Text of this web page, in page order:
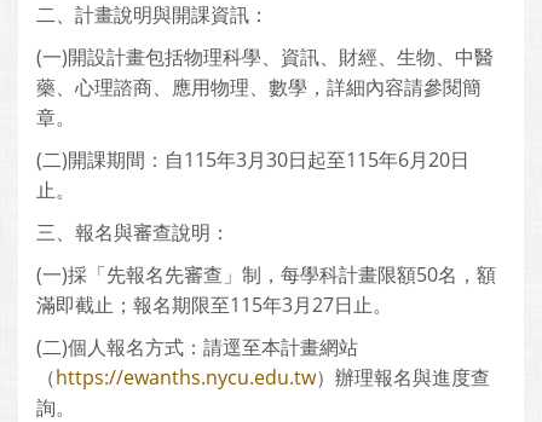
二、計畫說明與開課資訊：
(一)開設計畫包括物理科學、資訊、財經、生物、中醫
藥、心理諮商、應用物理、數學，詳細內容請參閱簡
章。
(二)開課期間：自115年3月30日起至115年6月20日
止。
三、報名與審查說明：
(一)採「先報名先審查」制，每學科計畫限額50名，額
滿即截止；報名期限至115年3月27日止。
(二)個人報名方式：請逕至本計畫網站
（https://ewanths.nycu.edu.tw）辦理報名與進度查
詢。